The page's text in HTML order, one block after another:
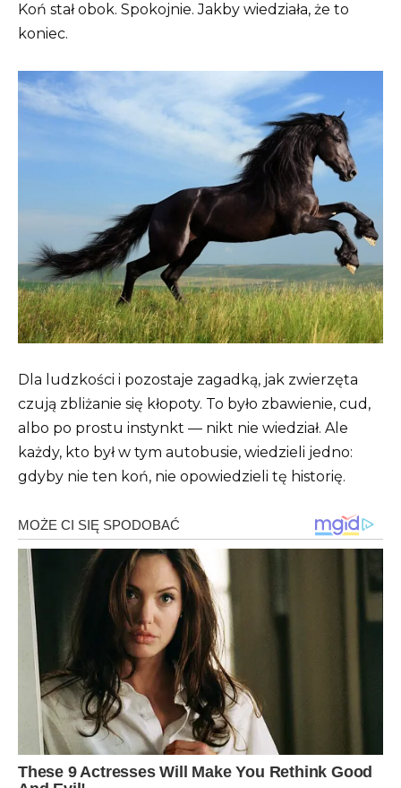
Koń stał obok. Spokojnie. Jakby wiedziała, że to
koniec.
Dla ludzkości i pozostaje zagadką, jak zwierzęta
czują zbliżanie się kłopoty. To było zbawienie, cud,
albo po prostu instynkt — nikt nie wiedział. Ale
każdy, kto był w tym autobusie, wiedzieli jedno:
gdyby nie ten koń, nie opowiedzieli tę historię.